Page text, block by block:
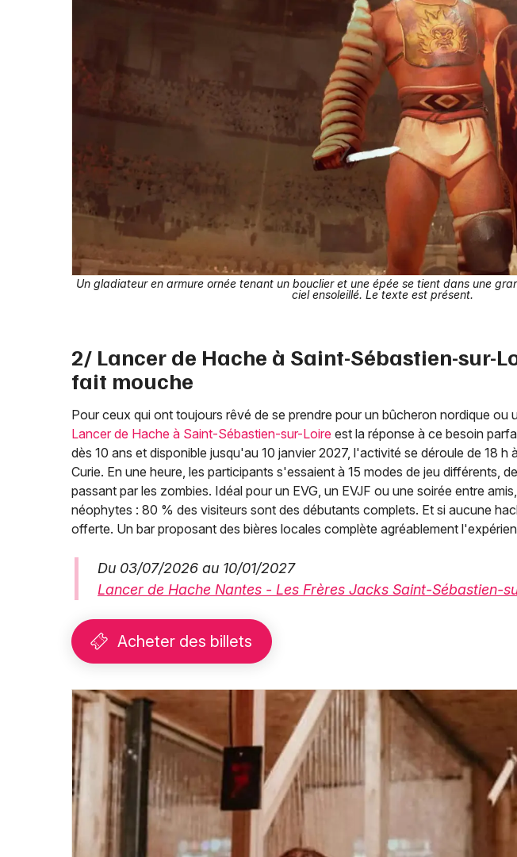
Un gladiateur en armure ornée tenant un bouclier et une épée se tient dans une
ciel ensoleillé. Le texte est présent.
2/ Lancer de Hache à Saint-Sébastien-sur-
fait mouche
Pour ceux qui ont toujours rêvé de se prendre pour un bûcheron nordique ou
Lancer de Hache à Saint-Sébastien-sur-Loire est la réponse à ce besoin
dès 10 ans et disponible jusqu'au 10 janvier 2027, l'activité se déroule de 18 h
Curie. En une heure, les participants s'essaient à 15 modes de jeu différents,
passant par les zombies. Idéal pour un EVG, un EVJF ou une soirée entre
néophytes : 80 % des visiteurs sont des débutants complets. Et si aucune
offerte. Un bar proposant des bières locales complète agréablement
Du 03/07/2026 au 10/01/2027
Lancer de Hache Nantes - Les Frères Jacks Saint-Sébastien-
Acheter des billets